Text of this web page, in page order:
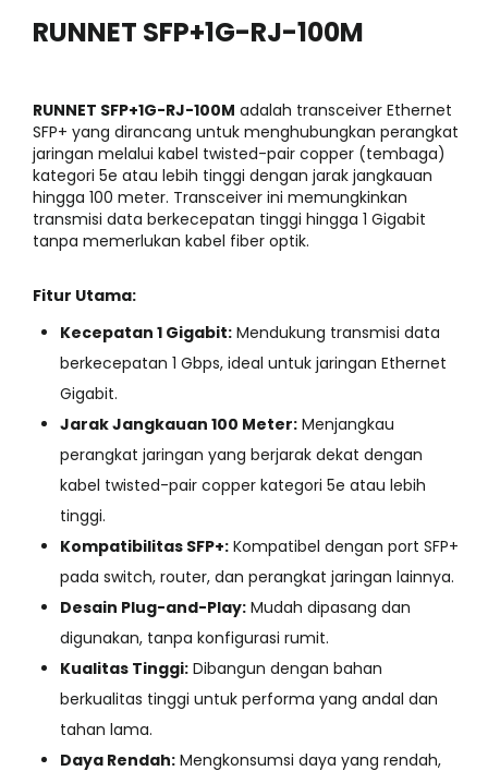
RUNNET SFP+1G-RJ-100M
RUNNET SFP+1G-RJ-100M adalah transceiver Ethernet
SFP+ yang dirancang untuk menghubungkan perangkat
jaringan melalui kabel twisted-pair copper (tembaga)
kategori 5e atau lebih tinggi dengan jarak jangkauan
hingga 100 meter. Transceiver ini memungkinkan
transmisi data berkecepatan tinggi hingga 1 Gigabit
tanpa memerlukan kabel fiber optik.
Fitur Utama:
Kecepatan 1 Gigabit: Mendukung transmisi data
berkecepatan 1 Gbps, ideal untuk jaringan Ethernet
Gigabit.
Jarak Jangkauan 100 Meter: Menjangkau
perangkat jaringan yang berjarak dekat dengan
kabel twisted-pair copper kategori 5e atau lebih
tinggi.
Kompatibilitas SFP+: Kompatibel dengan port SFP+
pada switch, router, dan perangkat jaringan lainnya.
Desain Plug-and-Play: Mudah dipasang dan
digunakan, tanpa konfigurasi rumit.
Kualitas Tinggi: Dibangun dengan bahan
berkualitas tinggi untuk performa yang andal dan
tahan lama.
Daya Rendah: Mengkonsumsi daya yang rendah,